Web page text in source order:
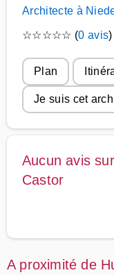
Architecte à
☆☆☆☆☆ (0 avis)
Plan
Je suis cet
Aucun avis
Castor
A proximité de